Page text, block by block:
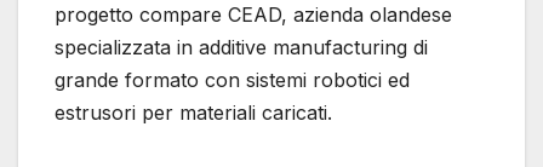
progetto compare CEAD, azienda olandese
specializzata in additive manufacturing di
grande formato con sistemi robotici ed
estrusori per materiali caricati.